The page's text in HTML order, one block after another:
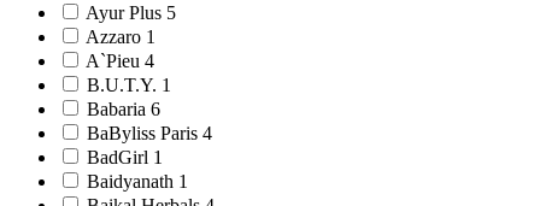
Ayur Plus 5
Azzaro 1
A`Pieu 4
B.U.T.Y. 1
Babaria 6
BaByliss Paris 4
BadGirl 1
Baidyanath 1